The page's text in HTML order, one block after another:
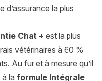
d’assurance la plus
Chat + est la plus
vétérinaires à 60 %
Au fur et à mesure qu’il
à la formule Intégrale